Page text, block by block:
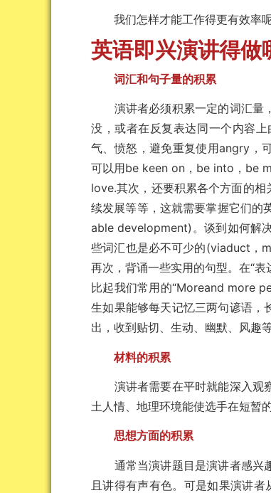
我们怎样才能工作得更有效率
英语即兴演讲得做
词汇和句子量的积累
演讲者必须积累一定的词汇量，
没，或者在反复表达同一个内容
气、愤怒，避免重复使用angry，
可以用be keen on，be into，be
love.其次，还要积累各个方面的
续发展等等，这就需要掌握它们
able development)。谈到如何解
些词汇也是必不可少的(viaduct，
再次，背诵一些实用的句型。在“
比起我们常用的“Moreand more
生如果能够每天记忆三两句谚语，
出，收到贴切、生动、幽默、风趣
材料的积累
演讲者需要在平时就能深入观察
土人情、地理环境能使选手在短暂
思想方面的积累
通常当演讲题目是演讲者感兴趣
且讲得有声有色。可是如果演讲